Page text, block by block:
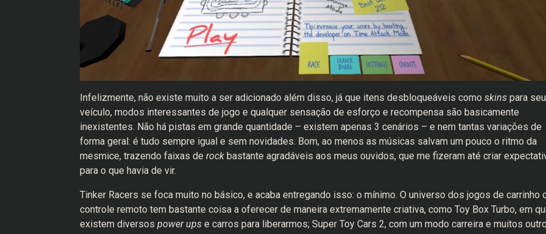
Infelizmente, não existe muito a ser adicionado além disso, já que itens desbloqueáveis como skins para seu
veículo, modos interessantes de jogo e qualquer sensação de esforço e recompensa são basicamente
inexistentes. Não há pistas em grande quantidade – existem apenas 3 cenários – e nem tantas variações de
forma geral: é tudo sempre igual e sem novidades. Bom, ao menos as músicas salvam um pouco o ritmo da
mesmice, trazendo faixas de rock bastante agradáveis aos meus ouvidos, que me fizeram até criar
para o que havia de vir.
Tinker Racers se foca muito no básico, e acaba entregando isso: o mínimo. O universo dos jogos de carrinho
controle remoto tem bastante coisa a oferecer de maneira extremamente criativa, como Toy Box Turbo, em
existem diversos power upse carros para liberarmos; Super Toy Cars 2, com um modo carreira e muitos